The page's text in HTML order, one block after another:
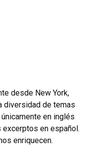
desde New York,
diversidad de temas
en inglés
en español.
enriquecen.